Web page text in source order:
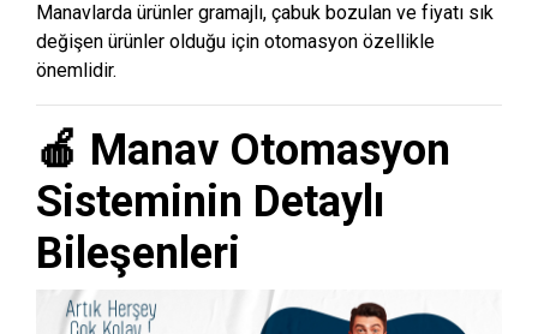
Manavlarda ürünler gramajlı, çabuk bozulan ve fiyatı sık
değişen ürünler olduğu için otomasyon özellikle
önemlidir.
🍎 Manav Otomasyon
Sisteminin Detaylı
Bileşenleri